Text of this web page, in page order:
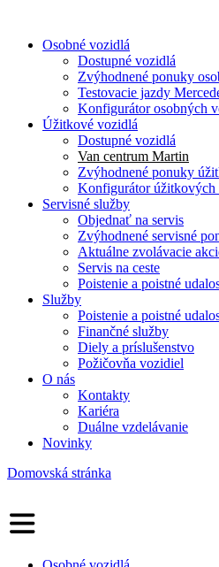
Osobné vozidlá
Dostupné vozidlá
Zvýhodnené ponuky
Testovacie jazdy
Konfigurátor osobných
Úžitkové vozidlá
Dostupné vozidlá
Van centrum Martin
Zvýhodnené ponuky
Konfigurátor úžitkových
Servisné služby
Objednať na servis
Zvýhodnené servisné
Aktuálne zvolávacie
Servis na ceste
Poistenie a poistné
Služby
Poistenie a poistné
Finančné služby
Diely a príslušenstvo
Požičovňa vozidiel
O nás
Kontakty
Kariéra
Duálne vzdelávanie
Novinky
Domovská stránka